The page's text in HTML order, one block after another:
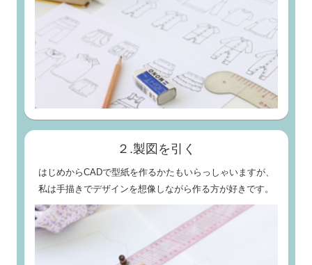
２.製図を引く
はじめからCADで型紙を作るかたもいらっしゃいますが、
私は手描きでデザインを想像しながら作る方が好きです。